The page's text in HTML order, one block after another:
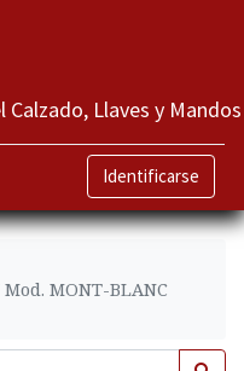
Llaves y Mandos
Identificarse
MONT-BLANC